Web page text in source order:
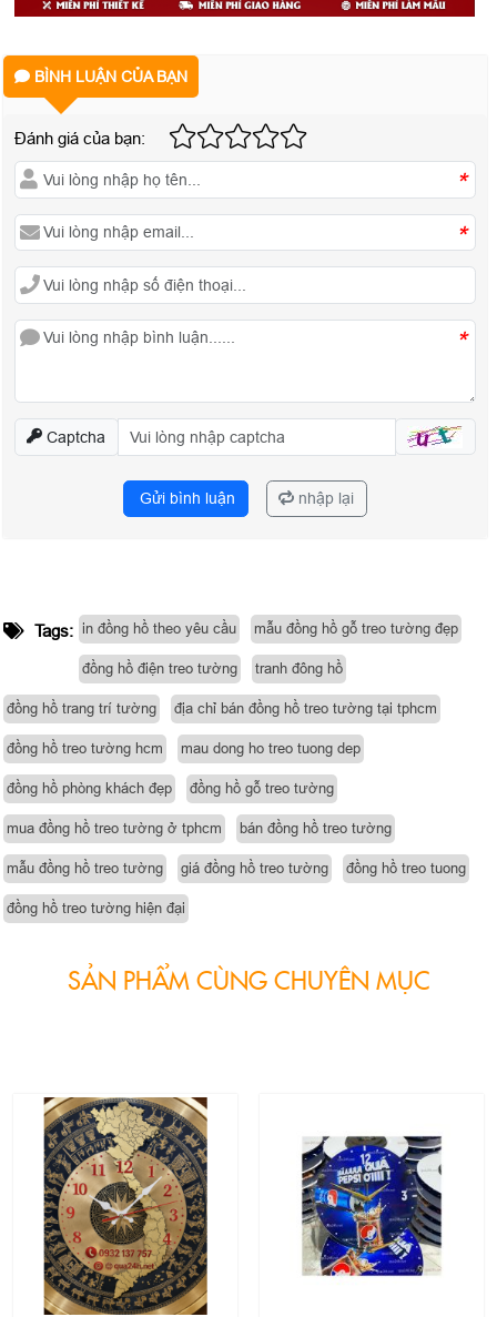
BÌNH LUẬN CỦA BẠN
Đánh giá của bạn:
*
*
*
Captcha
Gửi bình luận nhập lại
Tags: in đồng hồ theo yêu cầu mẫu đồng hồ gỗ treo tường đẹp
đồng hồ điện treo tường tranh đông hồ
đồng hồ trang trí tường địa chỉ bán đồng hồ treo tường tại tphcm
đồng hồ treo tường hcm mau dong ho treo tuong dep
đồng hồ phòng khách đẹp đồng hồ gỗ treo tường
mua đồng hồ treo tường ở tphcm bán đồng hồ treo tường
mẫu đồng hồ treo tường giá đồng hồ treo tường đồng hồ treo tuong
đồng hồ treo tường hiện đại
SẢN PHẨM CÙNG CHUYÊN MỤC